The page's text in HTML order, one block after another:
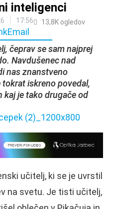
inteligenci
17:56 13,8K ogledov
Email
čeprav se sam najprej
Navdušenec nad
nas znanstveno
iskreno povedal,
kaj je tako drugače od
učitelj, ki se je uvrstil
na svetu. Je tisti učitelj,